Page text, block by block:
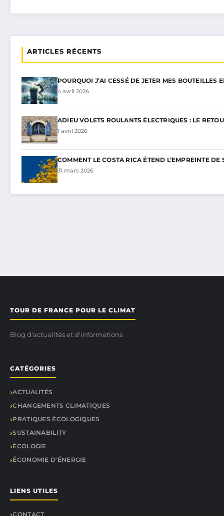
ARTICLES RÉCENTS
POURQUOI J’AI CESSÉ DE JETER MES BOUTEILLES
4 avril 2026
ADIEU VOLETS ROULANTS ÉLECTRIQUES : LE
1 avril 2026
COMMENT LE COSTA RICA ÉTEND L’EMPREINTE DE
31 mars 2026
TOUR DE FRANCE POUR LE CLIMAT
Blog d'actualités et d'informations
CATÉGORIES
ACTUALITÉS
CHANGEMENTS CLIMATIQUES
PRATIQUES ÉCOLOGIQUES
SUSTAINABILITY
ÉCOLOGIE
ÉCONOMIE D'ÉNERGIE
LIENS UTILES
CONTACT